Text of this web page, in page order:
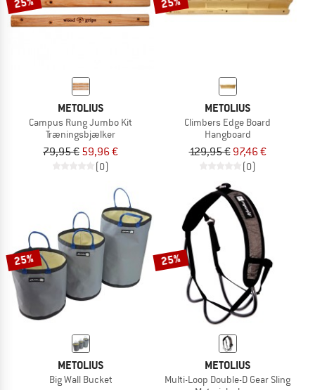
METOLIUS
Campus Rung Jumbo Kit
Træningsbjælker
79,95 € 59,96 €
(0)
METOLIUS
Climbers Edge Board
Hangboard
129,95 € 97,46 €
(0)
25%
METOLIUS
Big Wall Bucket
25%
METOLIUS
Multi-Loop Double-D Gear Sling